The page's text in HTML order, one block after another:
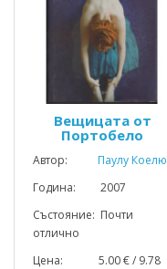
Вещицата от
Портобело
Автор:
Паулу Коелю
Година: 2007
Състояние: Почти
отлично
Цена: 5.00 € / 9.78